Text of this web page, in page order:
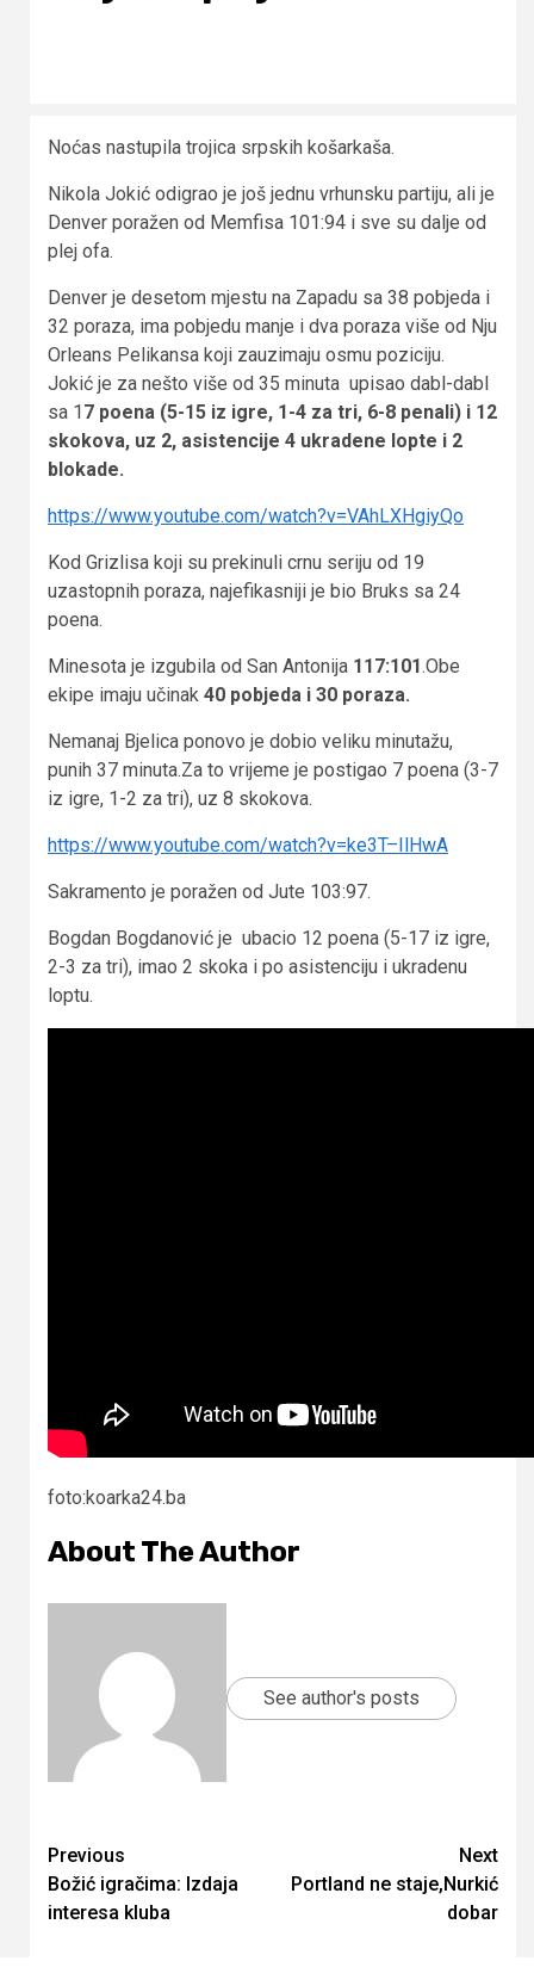
Noćas nastupila trojica srpskih košarkaša.
Nikola Jokić odigrao je još jednu vrhunsku partiju, ali je
Denver poražen od Memfisa 101:94 i sve su dalje od
plej ofa.
Denver je desetom mjestu na Zapadu sa 38 pobjeda i
32 poraza, ima pobjedu manje i dva poraza više od Nju
Orleans Pelikansa koji zauzimaju osmu poziciju.
Jokić je za nešto više od 35 minuta upisao dabl-dabl
sa 17 poena (5-15 iz igre, 1-4 za tri, 6-8 penali) i 12
skokova, uz 2, asistencije 4 ukradene lopte i 2
blokade.
https://www.youtube.com/watch?v=VAhLXHgiyQo
Kod Grizlisa koji su prekinuli crnu seriju od 19
uzastopnih poraza, najefikasniji je bio Bruks sa 24
poena.
Minesota je izgubila od San Antonija 117:101.Obe
ekipe imaju učinak 40 pobjeda i 30 poraza.
Nemanaj Bjelica ponovo je dobio veliku minutažu,
punih 37 minuta.Za to vrijeme je postigao 7 poena (3-7
iz igre, 1-2 za tri), uz 8 skokova.
https://www.youtube.com/watch?v=ke3T–IlHwA
Sakramento je poražen od Jute 103:97.
Bogdan Bogdanović je ubacio 12 poena (5-17 iz igre,
2-3 za tri), imao 2 skoka i po asistenciju i ukradenu
loptu.
foto:koarka24.ba
About The Author
See author's posts
Continue
Reading
Previous
Božić igračima: Izdaja
interesa kluba
Next
Portland ne staje,Nurkić
dobar